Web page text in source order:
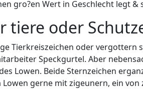
gro?en Wert in Geschlecht legt
tiere oder
Tierkreiszeichen oder
Speckgurtel. Aber
Lowen. Beide Sternzeichen
gerne mit zigeunern, ein